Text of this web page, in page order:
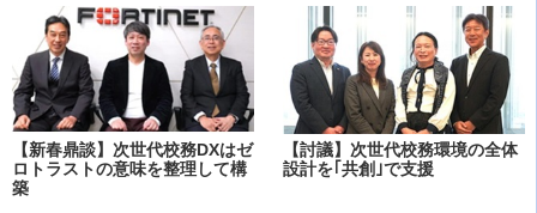
【新春鼎談】次世代校務DXはゼ
ロトラストの意味を整理して構
築
【討議】次世代校務環境の全体
設計を｢共創｣で支援